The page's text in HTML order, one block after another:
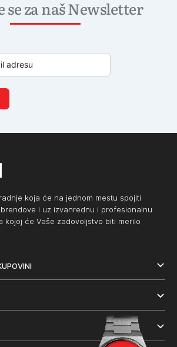
se za naš Newsletter
koja će na jednom mestu spojiti
i uz izvanrednu i profesionalnu
kojoj će Vaše zadovoljstvo biti merilo